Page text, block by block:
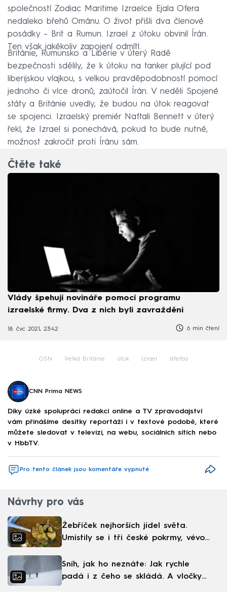
společností Zodiac Maritime Izraelce Ejala Ofera
nedaleko břehů Ománu. O život přišli dva členové
posádky – Brit a Rumun. Izrael z útoku obvinil Írán.
Ten však jakékoliv zapojení odmítl.
Británie, Rumunsko a Libérie v úterý Radě
bezpečnosti sdělily, že k útoku na tanker plující pod
liberijskou vlajkou, s velkou pravděpodobností pomocí
jednoho či více dronů, zaútočil Írán. V neděli Spojené
státy a Británie uvedly, že budou na útok reagovat
se spojenci. Izraelský premiér Naftali Bennett v úterý
řekl, že Izrael si ponechává, pokud to bude nutné,
možnost zakročit proti Íránu sám.
Čtěte také
Vlády špehují novináře pomocí programu
izraelské firmy. Dva z nich byli zavražděni
18. čvc 2021, 23:42 6 min čtení
OSN Velká Británie útok Izrael střelba
CNN Prima NEWS
Díky úzké spolupráci redakcí online a TV zpravodajství
vám přinášíme desítky reportáží i v textové podobě, které
můžete sledovat v televizi, na webu, sociálních sítích nebo
v HbbTV.
Pro tento článek jsou komentáře vypnuté
Návrhy pro vás
Žebříček nejhorších jídel světa.
Umístily se i tři české pokrmy, vévodí
Sníh, jak ho neznáte: Jak rychle
padá i z čeho se skládá. A vločky